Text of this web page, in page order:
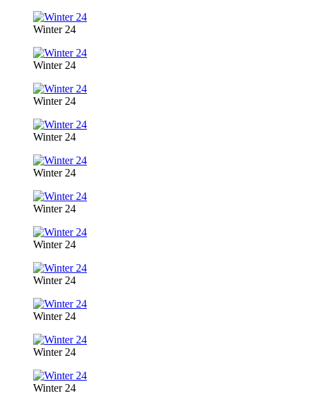
Winter 24
Winter 24
Winter 24
Winter 24
Winter 24
Winter 24
Winter 24
Winter 24
Winter 24
Winter 24
Winter 24